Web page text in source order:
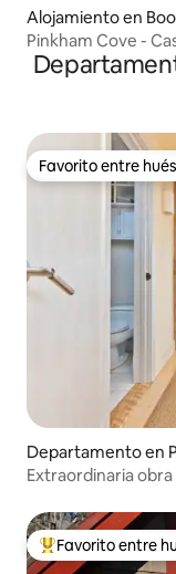
Alojamiento en
Pinkham Cove -
Favorito entre
Favorito entre
Departamento en
Extraordinaria
Favorito entre los
Favorito entre